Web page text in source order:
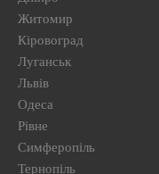
Житомир
Кіровоград
Луганськ
Львів
Одеса
Рівне
Симферопіль
Тернопіль